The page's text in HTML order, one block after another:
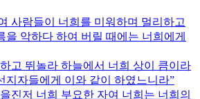
사람들이 너희를 미워하며 멀리하고
을 악하다 하여 버릴 때에는 너희에게
고 뛰놀라 하늘에서 너희 상이 큼이라
지자들에게 이와 같이 하였느니라
진저 너희 부요한 자여 너희는 너희의